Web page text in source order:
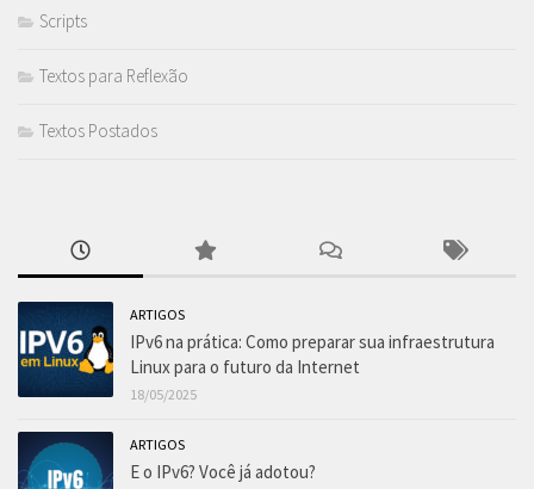
Scripts
Textos para Reflexão
Textos Postados
ARTIGOS
IPv6 na prática: Como preparar sua infraestrutura
Linux para o futuro da Internet
18/05/2025
ARTIGOS
E o IPv6? Você já adotou?